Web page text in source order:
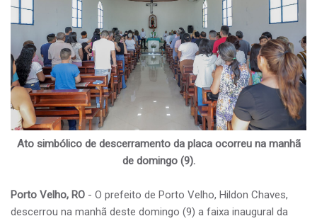
Ato simbólico de descerramento da placa ocorreu na manhã
de domingo (9).
Porto Velho, RO - O prefeito de Porto Velho, Hildon Chaves,
descerrou na manhã deste domingo (9) a faixa inaugural da